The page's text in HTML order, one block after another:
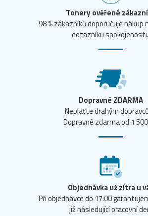
Tonery ověřené
98 % zákazníků doporučuje nákup
dotazníku spokojenosti.
Dopravné ZDARMA
Neplaťte drahým
Dopravné zdarma od 1
Objednávka už zítra u
Při objednávce do 17:00
již následující pracovní